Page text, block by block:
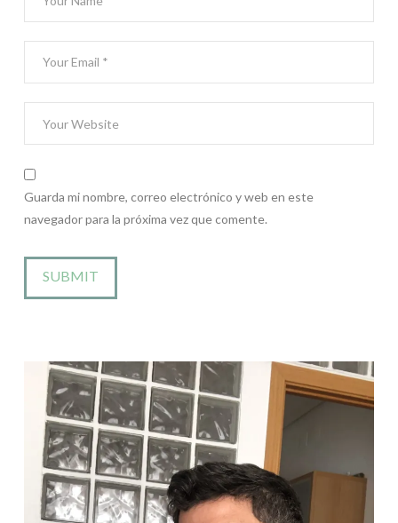
Guarda mi nombre, correo electrónico y web en este
navegador para la próxima vez que comente.